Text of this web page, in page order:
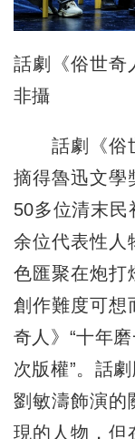
話劇《俗世奇
非攝
話劇《俗世
摘得魯迅文學
50多位清末
余位代表性人
色匯聚在炮
創作難度可想
奇人》“十年
次版權”。話
劉敏濤飾演的
現的人物，但